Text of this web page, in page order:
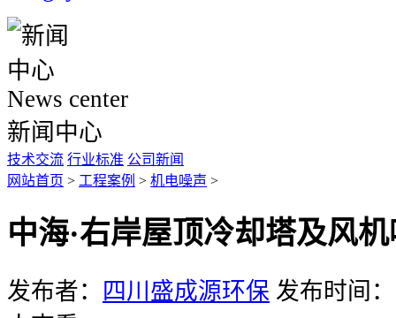
News center
新闻中心
技术交流 行业标准 公司新闻
网站首页 > 工程案例 > 机电噪声 >
中海·右岸屋顶冷却塔及风
发布者： 四川盛成源环保 发布时间